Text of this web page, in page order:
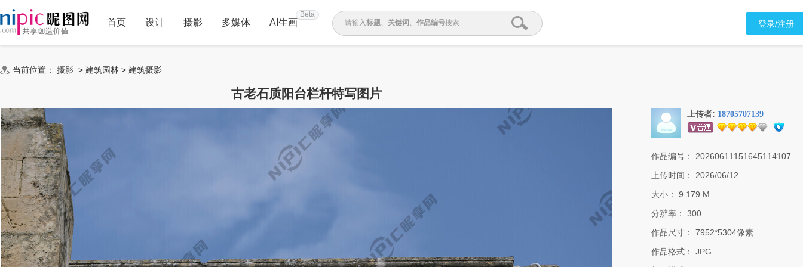
首页 设计 摄影 多媒体 AI生画
Beta
请输入标题、 关键词 、 作品编号搜索 登录/注册
当前位置： 摄影 > 建筑园林 > 建筑摄影
古老石质阳台栏杆特写图片
上传者: 18705707139
作品编号：
20260611151645114107
上传时间：
2026/06/12
大小：
9.179 M
分辨率：
300
作品尺寸：
7952*5304像素
作品格式：
JPG